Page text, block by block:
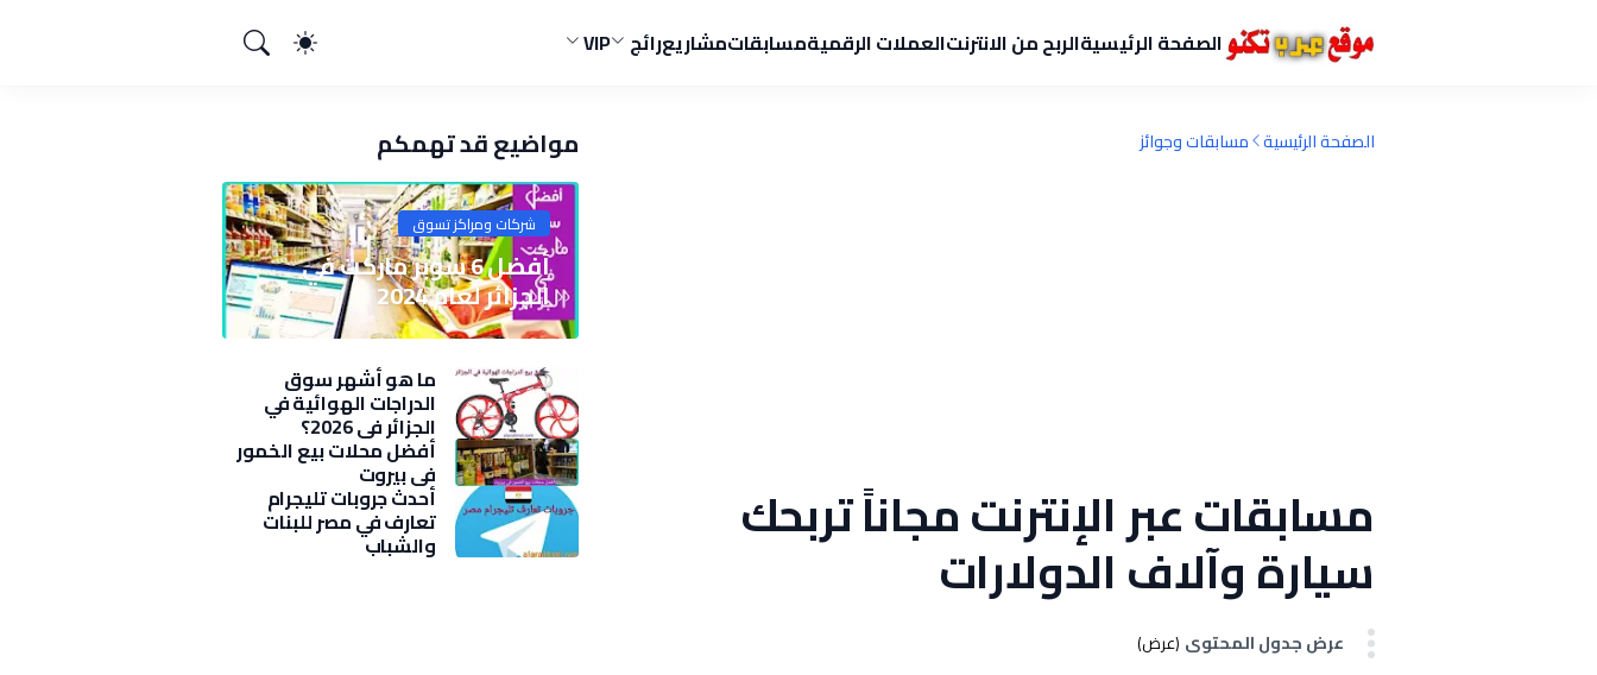
الصفحة الرئيسيةالربح من الانترنتالعملات الرقميةمسابقاتمشاريعرائج VIP
الصفحة الرئيسية مسابقات وجوائز
مسابقات عبر الإنترنت مجاناً تربحك
سيارة وآلاف الدولارات
عرض جدول المحتوى (عرض)
مواضيع قد تهمكم
شركات ومراكز تسوق
أفضل 6 سوبر ماركت في
الجزائر لعام 2024
ما هو أشهر سوق
الدراجات الهوائية في
الجزائر في 2026؟
أفضل محلات بيع الخمور
في بيروت
أحدث جروبات تليجرام
تعارف في مصر للبنات
والشباب